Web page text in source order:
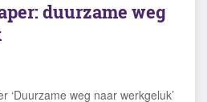
duurzame weg
‘Duurzame weg naar werkgeluk’